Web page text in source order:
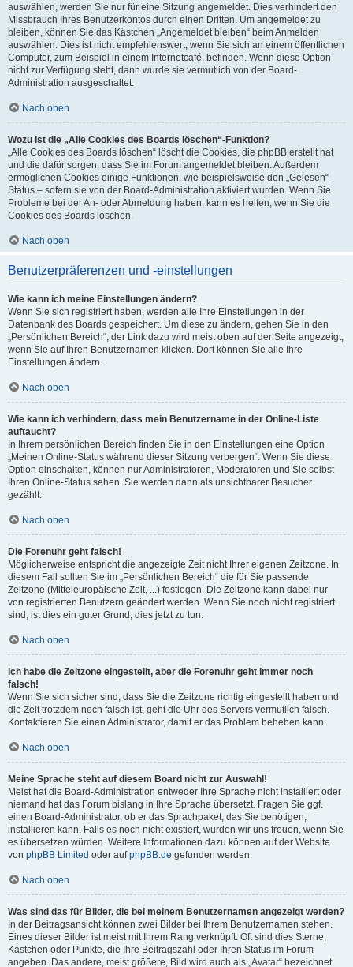
auswählen, werden Sie nur für eine Sitzung angemeldet. Dies verhindert den
Missbrauch Ihres Benutzerkontos durch einen Dritten. Um angemeldet zu
bleiben, können Sie das Kästchen „Angemeldet bleiben“ beim Anmelden
auswählen. Dies ist nicht empfehlenswert, wenn Sie sich an einem öffentlichen
Computer, zum Beispiel in einem Internetcafé, befinden. Wenn diese Option
nicht zur Verfügung steht, dann wurde sie vermutlich von der Board-
Administration ausgeschaltet.
Nach oben
Wozu ist die „Alle Cookies des Boards löschen“-Funktion?
„Alle Cookies des Boards löschen“ löscht die Cookies, die phpBB erstellt hat
und die dafür sorgen, dass Sie im Forum angemeldet bleiben. Außerdem
ermöglichen Cookies einige Funktionen, wie beispielsweise den „Gelesen“-
Status – sofern sie von der Board-Administration aktiviert wurden. Wenn Sie
Probleme bei der An- oder Abmeldung haben, kann es helfen, wenn Sie die
Cookies des Boards löschen.
Nach oben
Benutzerpräferenzen und -einstellungen
Wie kann ich meine Einstellungen ändern?
Wenn Sie sich registriert haben, werden alle Ihre Einstellungen in der
Datenbank des Boards gespeichert. Um diese zu ändern, gehen Sie in den
„Persönlichen Bereich“; der Link dazu wird meist oben auf der Seite angezeigt,
wenn Sie auf Ihren Benutzernamen klicken. Dort können Sie alle Ihre
Einstellungen ändern.
Nach oben
Wie kann ich verhindern, dass mein Benutzername in der Online-Liste
auftaucht?
In Ihrem persönlichen Bereich finden Sie in den Einstellungen eine Option
„Meinen Online-Status während dieser Sitzung verbergen“. Wenn Sie diese
Option einschalten, können nur Administratoren, Moderatoren und Sie selbst
Ihren Online-Status sehen. Sie werden dann als unsichtbarer Besucher
gezählt.
Nach oben
Die Forenuhr geht falsch!
Möglicherweise entspricht die angezeigte Zeit nicht Ihrer eigenen Zeitzone. In
diesem Fall sollten Sie im „Persönlichen Bereich“ die für Sie passende
Zeitzone (Mitteleuropäische Zeit, ...) festlegen. Die Zeitzone kann dabei nur
von registrierten Benutzern geändert werden. Wenn Sie noch nicht registriert
sind, ist dies ein guter Grund, dies jetzt zu tun.
Nach oben
Ich habe die Zeitzone eingestellt, aber die Forenuhr geht immer noch
falsch!
Wenn Sie sich sicher sind, dass Sie die Zeitzone richtig eingestellt haben und
die Zeit trotzdem noch falsch ist, geht die Uhr des Servers vermutlich falsch.
Kontaktieren Sie einen Administrator, damit er das Problem beheben kann.
Nach oben
Meine Sprache steht auf diesem Board nicht zur Auswahl!
Meist hat die Board-Administration entweder Ihre Sprache nicht installiert oder
niemand hat das Forum bislang in Ihre Sprache übersetzt. Fragen Sie ggf.
einen Board-Administrator, ob er das Sprachpaket, das Sie benötigen,
installieren kann. Falls es noch nicht existiert, würden wir uns freuen, wenn Sie
es übersetzen würden. Weitere Informationen dazu können auf der Website
von phpBB Limited oder aufphpBB.de gefunden werden.
Nach oben
Was sind das für Bilder, die bei meinem Benutzernamen angezeigt werden?
In der Beitragsansicht können zwei Bilder bei Ihrem Benutzernamen stehen.
Eines dieser Bilder ist meist mit Ihrem Rang verknüpft: Oft sind dies Sterne,
Kästchen oder Punkte, die Ihre Beitragszahl oder Ihren Status im Forum
angeben. Das andere, meist größere, Bild wird auch als „Avatar“ bezeichnet.